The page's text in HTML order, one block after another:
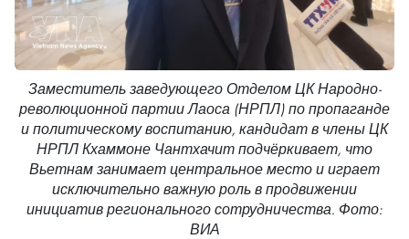
Заместитель заведующего Отделом ЦК Народно-
революционной партии Лаоса (НРПЛ) по пропаганде
и политическому воспитанию, кандидат в члены ЦК
НРПЛ Кхаммоне Чантхачит подчёркивает, что
Вьетнам занимает центральное место и играет
исключительно важную роль в продвижении
инициатив регионального сотрудничества. Фото:
ВИА